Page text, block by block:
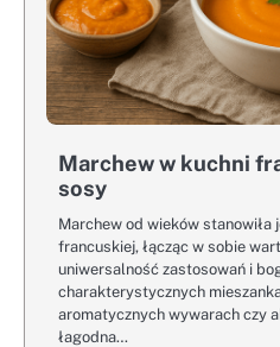
Marchew w kuchni
sosy
Marchew od wieków stanowiła
francuskiej, łącząc w sobie
uniwersalność zastosowań i
charakterystycznych
aromatycznych wywarach czy
łagodna…